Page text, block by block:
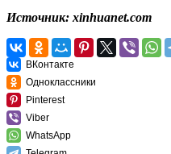
Источник: xinhuanet.com
ВКонтакте
Одноклассники
Pinterest
Viber
WhatsApp